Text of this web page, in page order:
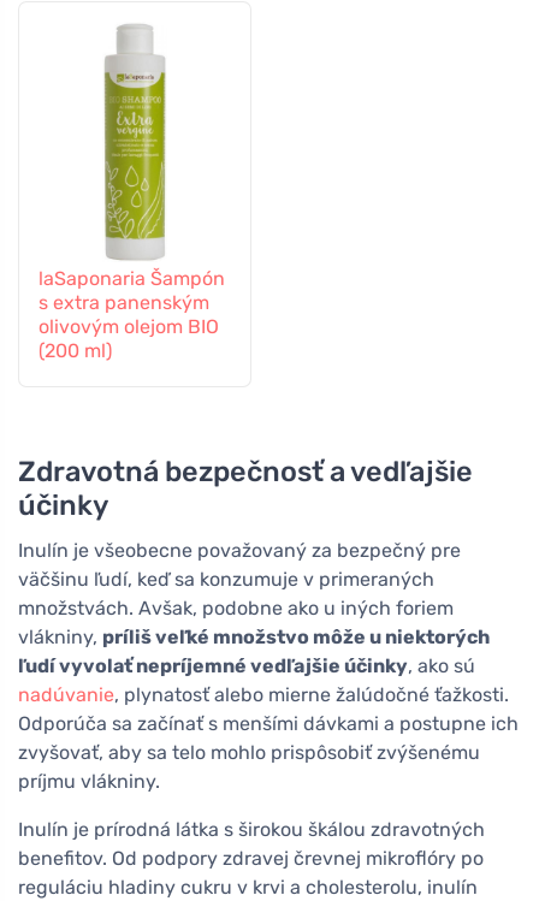
laSaponaria Šampón
s extra panenským
olivovým olejom BIO
(200 ml)
Zdravotná bezpečnosť a vedľajšie
účinky
Inulín je všeobecne považovaný za bezpečný pre
väčšinu ľudí, keď sa konzumuje v primeraných
množstvách. Avšak, podobne ako u iných foriem
vlákniny, príliš veľké množstvo môže u niektorých
ľudí vyvolať nepríjemné vedľajšie účinky, ako sú
nadúvanie, plynatosť alebo mierne žalúdočné ťažkosti.
Odporúča sa začínať s menšími dávkami a postupne ich
zvyšovať, aby sa telo mohlo prispôsobiť zvýšenému
príjmu vlákniny.
Inulín je prírodná látka s širokou škálou zdravotných
benefitov. Od podpory zdravej črevnej mikroflóry po
reguláciu hladiny cukru v krvi a cholesterolu, inulín